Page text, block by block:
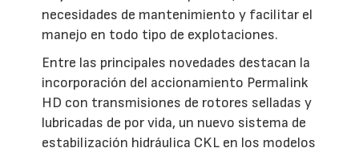
necesidades de mantenimiento y facilitar el
manejo en todo tipo de explotaciones.
Entre las principales novedades destacan la
incorporación del accionamiento Permalink
HD con transmisiones de rotores selladas y
lubricadas de por vida, un nuevo sistema de
estabilización hidráulica CKL en los modelos